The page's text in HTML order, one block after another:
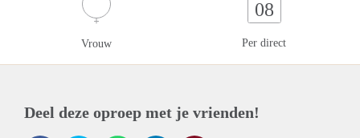
Vrouw
08
Per direct
Deel deze oproep met je vrienden!